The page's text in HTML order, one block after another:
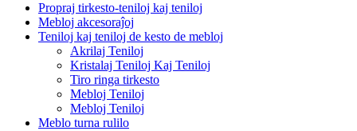
Propraj tirkesto-teniloj kaj teniloj
Mebloj akcesoraĵoj
Teniloj kaj teniloj de kesto de mebloj
Akrilaj Teniloj
Kristalaj Teniloj Kaj Teniloj
Tiro ringa tirkesto
Mebloj Teniloj
Mebloj Teniloj
Meblo turna rulilo